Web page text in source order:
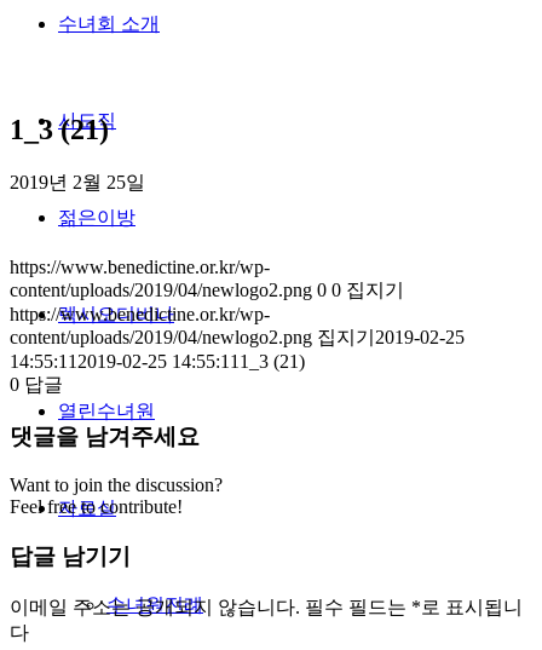
수녀회 소개
사도직
젊은이방
렉시오디비나
열린수녀원
자료실
수녀원전례
1_3 (21)
2019년 2월 25일
https://www.benedictine.or.kr/wp-
content/uploads/2019/04/newlogo2.png 0 0 집지기
https://www.benedictine.or.kr/wp-
content/uploads/2019/04/newlogo2.png 집지기 2019-02-25
14:55:11 2019-02-25 14:55:11 1_3 (21)
0 답글
댓글을 남겨주세요
Want to join the discussion?
Feel free to contribute!
답글 남기기
이메일 주소는 공개되지 않습니다. 필수 필드는 *로 표시됩니
다